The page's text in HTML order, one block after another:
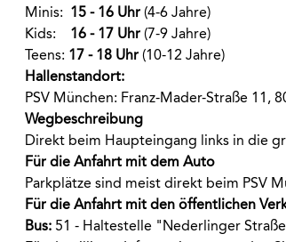
Minis: 15 - 16 Uhr (4-6 Jahre)
Kids: 16 - 17 Uhr (7-9 Jahre)
Teens: 17 - 18 Uhr (10-12 Jahre)
Hallenstandort:
PSV München: Franz-Mader-Straße 11,
Wegbeschreibung
Direkt beim Haupteingang links in die
Für die Anfahrt mit dem Auto
Parkplätze sind meist direkt beim PSV
Für die Anfahrt mit den öffentlichen
Bus: 51 - Haltestelle "Nederlinger Straße